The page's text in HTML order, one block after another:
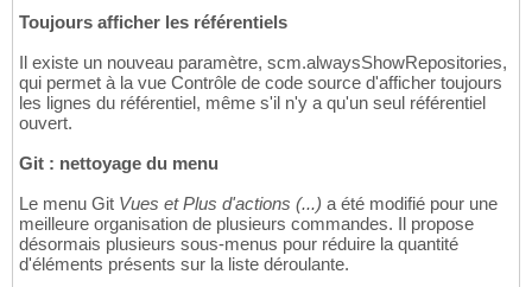
Toujours afficher les référentiels
Il existe un nouveau paramètre, scm.alwaysShowRepositories,
qui permet à la vue Contrôle de code source d'afficher toujours
les lignes du référentiel, même s'il n'y a qu'un seul référentiel
ouvert.
Git : nettoyage du menu
Le menu Git Vues et Plus d'actions (...) a été modifié pour une
meilleure organisation de plusieurs commandes. Il propose
désormais plusieurs sous-menus pour réduire la quantité
d'éléments présents sur la liste déroulante.